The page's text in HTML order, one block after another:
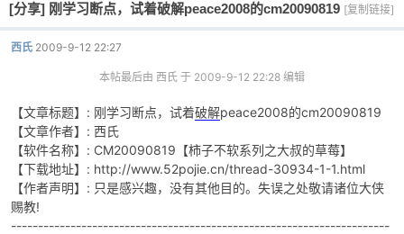
索
吾 » › ›
[分享] 刚学习断点，试着破解peace2008的cm20090819 [复制链接]
西氏 2009-9-12 22:27
本帖最后由 西氏 于 2009-9-12 22:28 编辑
【文章标题】: 刚学习断点，试着破解peace2008的cm20090819
【文章作者】: 西氏
【软件名称】: CM20090819【柿子不软系列之大叔的草莓】
【下载地址】: http://www.52pojie.cn/thread-30934-1-1.html
【作者声明】: 只是感兴趣，没有其他目的。失误之处敬请诸位大侠
赐教!
----------------------------------------------------------------------